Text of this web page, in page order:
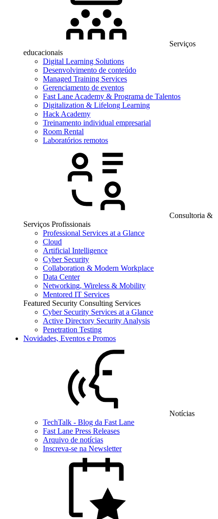
Serviços
educacionais
Digital Learning Solutions
Desenvolvimento de conteúdo
Managed Training Services
Gerenciamento de eventos
Fast Lane Academy & Programa de Talentos
Digitalization & Lifelong Learning
Hack Academy
Treinamento individual empresarial
Room Rental
Laboratórios remotos
Consultoria &
Serviços Profissionais
Professional Services at a Glance
Cloud
Artificial Intelligence
Cyber Security
Collaboration & Modern Workplace
Data Center
Networking, Wireless & Mobility
Mentored IT Services
Featured Security Consulting Services
Cyber Security Services at a Glance
Active Directory Security Analysis
Penetration Testing
Novidades, Eventos e Promos
Notícias
TechTalk - Blog da Fast Lane
Fast Lane Press Releases
Arquivo de notícias
Inscreva-se na Newsletter